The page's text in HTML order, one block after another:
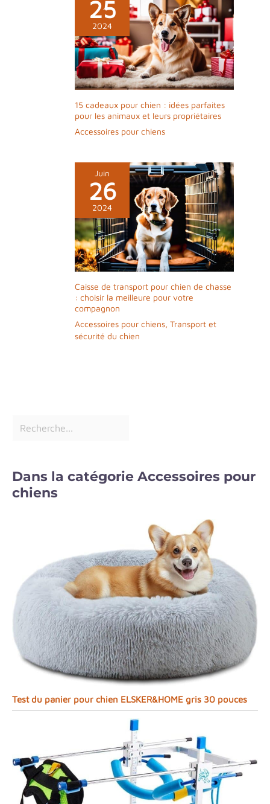
25
2024
15 cadeaux pour chien : idées parfaites
pour les animaux et leurs propriétaires
Accessoires pour chiens
Juin
26
2024
Caisse de transport pour chien de chasse
: choisir la meilleure pour votre
compagnon
Accessoires pour chiens, Transport et
sécurité du chien
Dans la catégorie Accessoires pour
chiens
Test du panier pour chien ELSKER&HOME gris 30 pouces